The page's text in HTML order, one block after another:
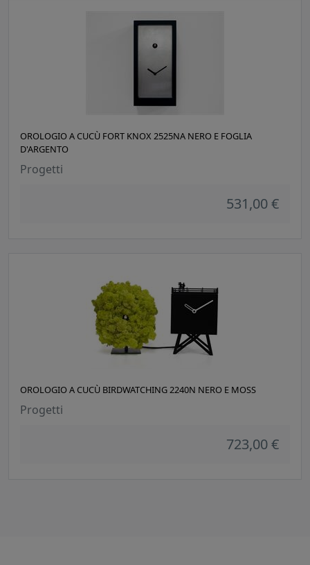
OROLOGIO A CUCÙ FORT KNOX 2525NA NERO E FOGLIA
D'ARGENTO
Progetti
531,00 €
OROLOGIO A CUCÙ BIRDWATCHING 2240N NERO E MOSS
Progetti
723,00 €